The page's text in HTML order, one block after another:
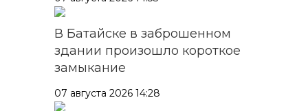
В Батайске в заброшенном
здании произошло короткое
замыкание
07 августа 2026 14:28